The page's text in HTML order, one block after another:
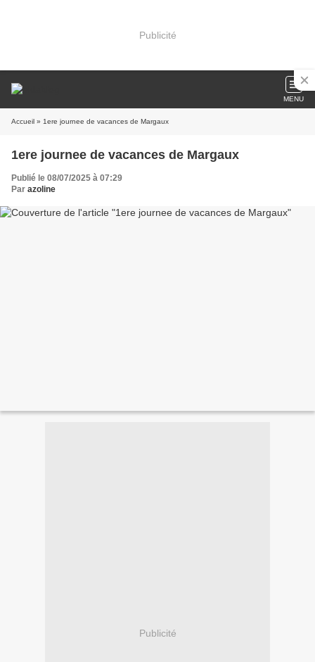
Publicité
MENU
Accueil » 1ere journee de vacances de Margaux
1ere journee de vacances de Margaux
Publié le 08/07/2025 à 07:29
Par azoline
Publicité